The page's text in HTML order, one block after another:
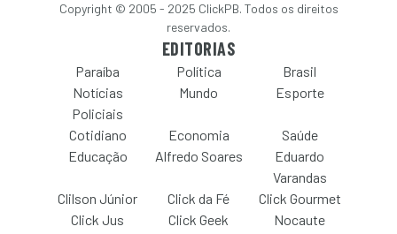
Copyright © 2005 - 2025 ClickPB. Todos os direitos
reservados.
EDITORIAS
Paraíba Política
Brasil
Notícias
Policiais
Mundo Esporte
Cotidiano Economia
Saúde
Educação
Alfredo Soares
Eduardo
Varandas
Clilson Júnior
Click da Fé
Click Gourmet
Click Jus
Click Geek Nocaute